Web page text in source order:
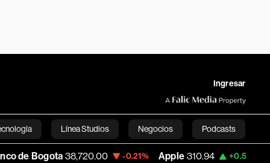
Ingresar
Línea Studios Negocios Podcasts
English-0.21% Apple 310.94 +0.55% USD COP